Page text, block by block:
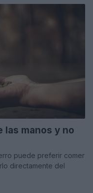
las manos y no
puede preferir comer
directamente del